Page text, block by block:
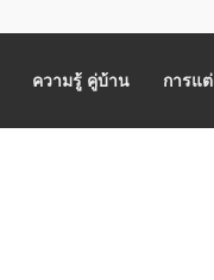
ความรู้ คู่บ้าน การแ